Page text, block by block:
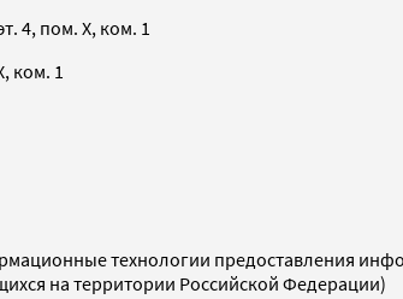
4, пом. X, ком. 1
ком. 1
технологии предоставления
на территории Российской Федерации)